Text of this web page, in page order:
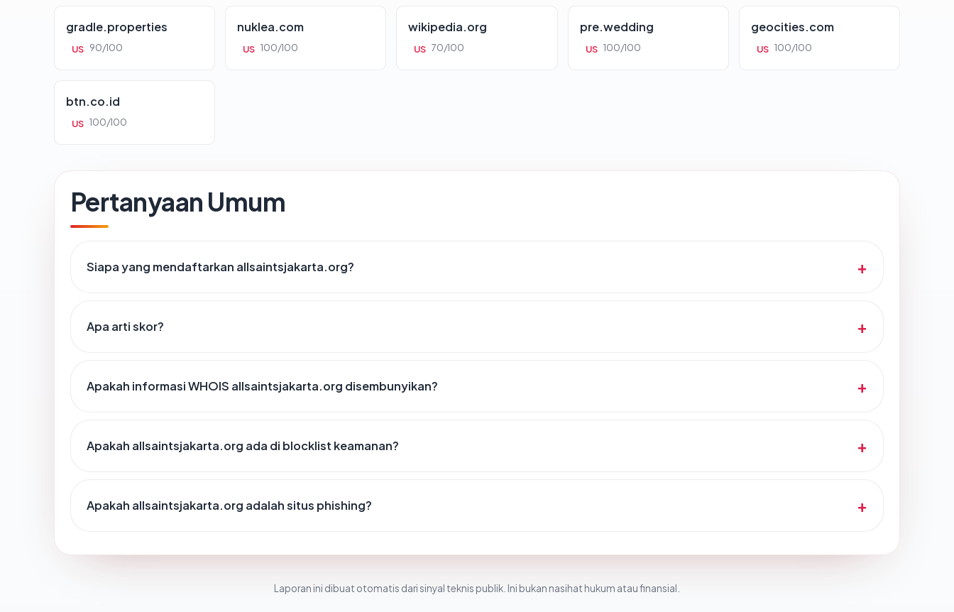
gradle.properties
US 90/100
nuklea.com
US 100/100
wikipedia.org
US 70/100
pre.wedding
US 100/100
geocities.com
US 100/100
btn.co.id
US 100/100
Pertanyaan Umum
Siapa yang mendaftarkan allsaintsjakarta.org?
Apa arti skor?
Apakah informasi WHOIS allsaintsjakarta.org disembunyikan?
Apakah allsaintsjakarta.org ada di blocklist keamanan?
Apakah allsaintsjakarta.org adalah situs phishing?
Laporan ini dibuat otomatis dari sinyal teknis publik. Ini bukan nasihat hukum atau finansial.